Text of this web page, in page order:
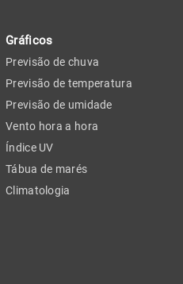
Gráficos
Previsão de chuva
Previsão de temperatura
Previsão de umidade
Vento hora a hora
Índice UV
Tábua de marés
Climatologia